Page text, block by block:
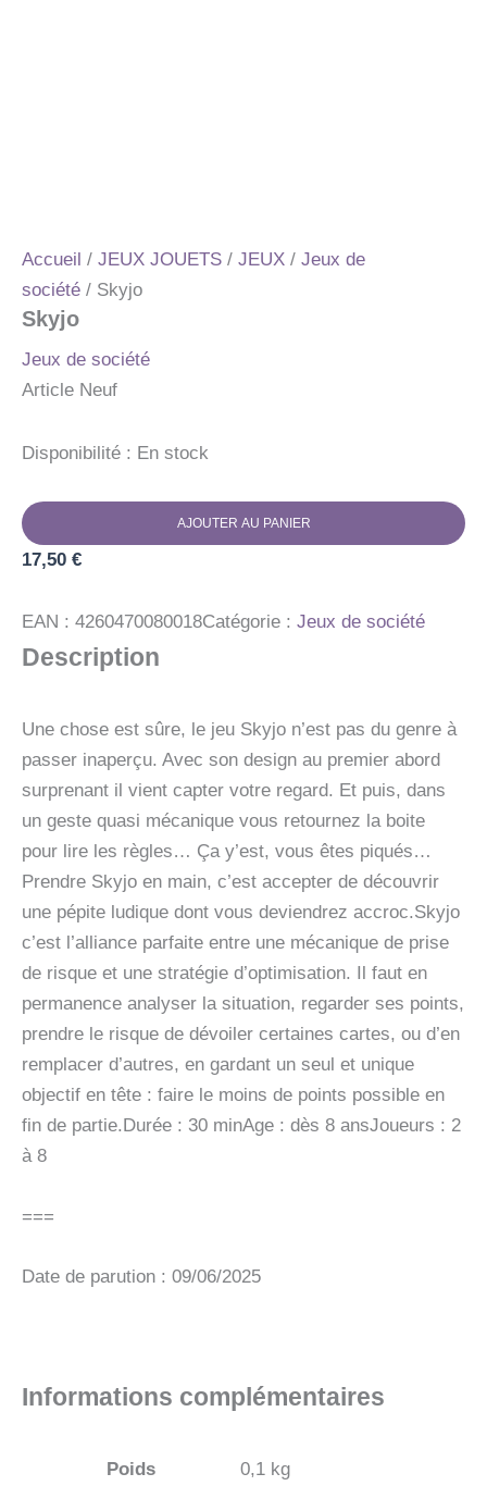
Accueil / JEUX JOUETS / JEUX / Jeux de
société / Skyjo
Skyjo
Jeux de société
Article Neuf
Disponibilité : En stock
quantité
de
Skyjo
AJOUTER AU PANIER
17,50 €
EAN : 4260470080018Catégorie : Jeux de société
Description
Une chose est sûre, le jeu Skyjo n’est pas du genre à
passer inaperçu. Avec son design au premier abord
surprenant il vient capter votre regard. Et puis, dans
un geste quasi mécanique vous retournez la boite
pour lire les règles… Ça y’est, vous êtes piqués…
Prendre Skyjo en main, c’est accepter de découvrir
une pépite ludique dont vous deviendrez accroc.Skyjo
c’est l’alliance parfaite entre une mécanique de prise
de risque et une stratégie d’optimisation. Il faut en
permanence analyser la situation, regarder ses points,
prendre le risque de dévoiler certaines cartes, ou d’en
remplacer d’autres, en gardant un seul et unique
objectif en tête : faire le moins de points possible en
fin de partie.Durée : 30 minAge : dès 8 ansJoueurs : 2
à 8
===
Date de parution : 09/06/2025
Informations complémentaires
Poids 0,1 kg